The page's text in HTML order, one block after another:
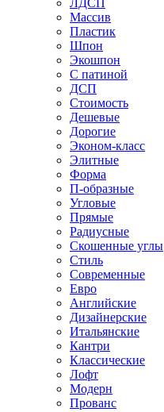
ЛДСП
Массив
Пластик
Шпон
Экошпон
С патиной
ДСП
Стоимость
Дешевые
Дорогие
Эконом-класс
Элитные
Форма
П-образные
Угловые
Прямые
Радиусные
Скошенные углы
Стиль
Современные
Евро
Английские
Дизайнерские
Итальянские
Кантри
Классические
Лофт
Модерн
Прованс